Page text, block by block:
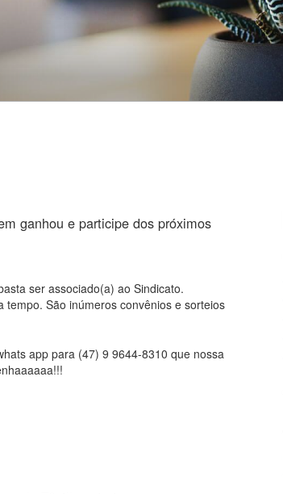
ganhou e participe dos próximos
ser associado(a) ao Sindicato.
São inúmeros convênios e sorteios
app para (47) 9 9644-8310 que nossa